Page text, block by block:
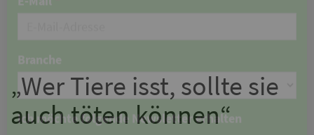
„Wer Tiere isst, sollte sie
auch töten können“
Vorname
Nachname
E-Mail*